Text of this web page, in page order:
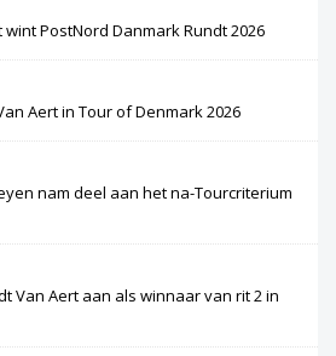
PostNord Danmark Rundt 2026
Aert in Tour of Denmark 2026
nam deel aan het na-Tourcriterium
Van Aert aan als winnaar van rit 2 in